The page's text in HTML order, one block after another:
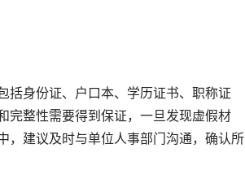
括身份证、户口本、学历证书、职称证
完整性需要得到保证，一旦发现虚假材
，建议及时与单位人事部门沟通，确认所